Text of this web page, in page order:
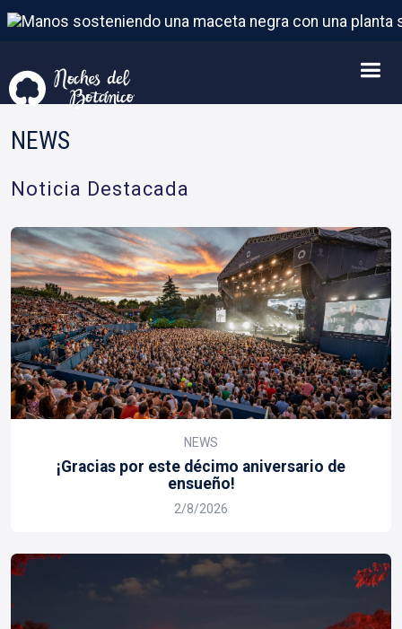
NEWS
Noticia Destacada
NEWS
¡Gracias por este décimo aniversario de
ensueño!
2/8/2026